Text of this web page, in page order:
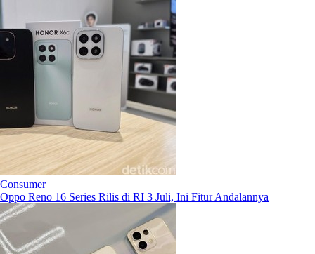
Consumer
Oppo Reno 16 Series Rilis di RI 3 Juli, Ini Fitur Andalannya